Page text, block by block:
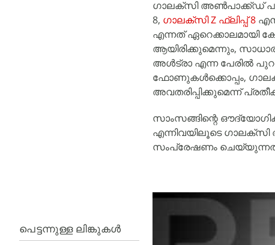
പെട്ടന്നുള്ള ലിങ്കുകൾ
ഗാലക്‌സി അൺപാക്ക്ഡ്
8, ഗാലക്‌സി Z ഫ്ലിപ്പ് 8
എന്നത്
ആയിരിക്കുമെന്നും,
അൾട്രാ എന്ന പേരിൽ
ഫോണുകൾക്കൊപ്പം,
അവതരിപ്പിക്കുമെന്ന്
സാംസങ്ങിന്റെ
എന്നിവയിലൂടെ ഗാലക്‌സി
സംപ്രേഷണം